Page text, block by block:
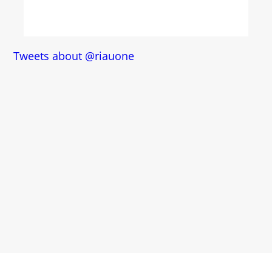
Tweets about @riauone